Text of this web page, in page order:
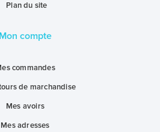
Plan du site
Mon compte
commandes
de marchandise
Mes avoirs
Mes adresses